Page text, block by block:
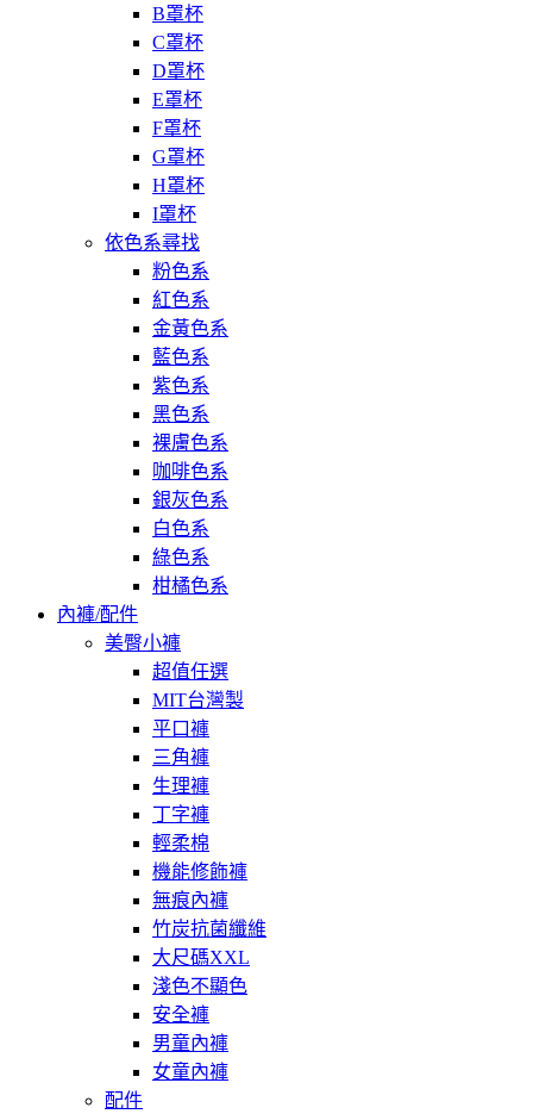
B罩杯
C罩杯
D罩杯
E罩杯
F罩杯
G罩杯
H罩杯
I罩杯
依色系尋找
粉色系
紅色系
金黃色系
藍色系
紫色系
黑色系
裸膚色系
咖啡色系
銀灰色系
白色系
綠色系
柑橘色系
內褲/配件
美臀小褲
超值任選
MIT台灣製
平口褲
三角褲
生理褲
丁字褲
輕柔棉
機能修飾褲
無痕內褲
竹炭抗菌纖維
大尺碼XXL
淺色不顯色
安全褲
男童內褲
女童內褲
配件